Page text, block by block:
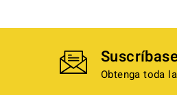
Obtenga toda